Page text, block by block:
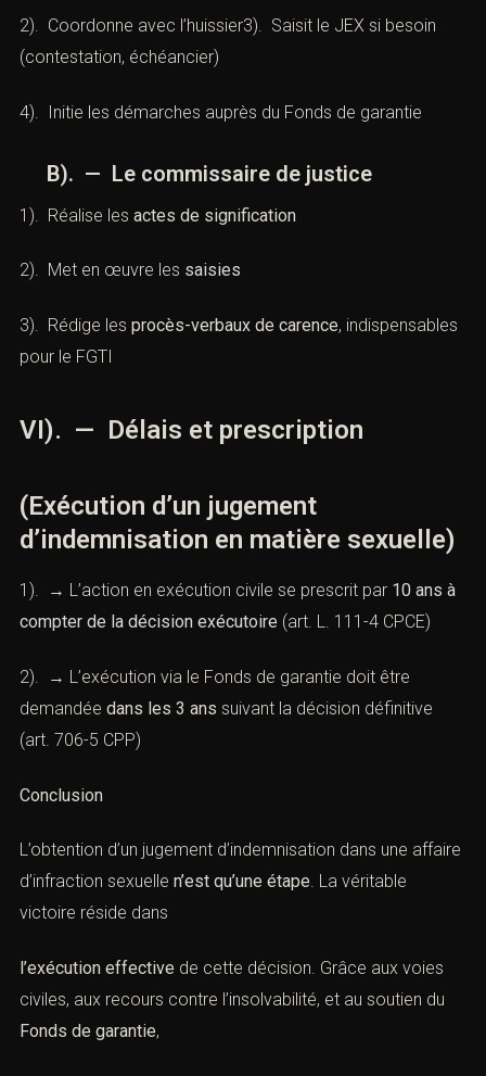
2). Coordonne avec l’huissier3). Saisit le JEX si besoin
(contestation, échéancier)
4). Initie les démarches auprès du Fonds de garantie
B). — Le commissaire de justice
1). Réalise les actes de signification
2). Met en œuvre les saisies
3). Rédige les procès-verbaux de carence, indispensables
pour le FGTI
VI). — Délais et prescription
(Exécution d’un jugement
d’indemnisation en matière sexuelle)
1). → L’action en exécution civile se prescrit par 10 ans à
compter de la décision exécutoire (art. L. 111-4 CPCE)
2). → L’exécution via le Fonds de garantie doit être
demandée dans les 3 ans suivant la décision définitive
(art. 706-5 CPP)
Conclusion
L’obtention d’un jugement d’indemnisation dans une affaire
d’infraction sexuelle n’est qu’une étape. La véritable
victoire réside dans
l’exécution effective de cette décision. Grâce aux voies
civiles, aux recours contre l’insolvabilité, et au soutien du
Fonds de garantie,